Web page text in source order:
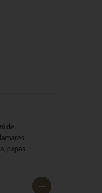
de
papas